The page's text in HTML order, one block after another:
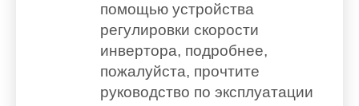
помощью устройства
регулировки скорости
инвертора, подробнее,
пожалуйста, прочтите
руководство по эксплуатации